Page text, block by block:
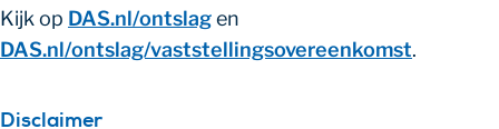
Kijk op DAS.nl/ontslagen
DAS.nl/ontslag/vaststellingsovereenkomst.
Disclaimer